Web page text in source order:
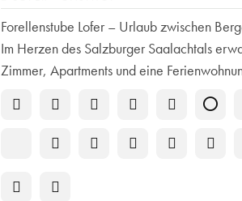
Forellenstube Lofer – Urlaub zwischen
Im Herzen des Salzburger Saalachtals
Zimmer, Apartments und eine